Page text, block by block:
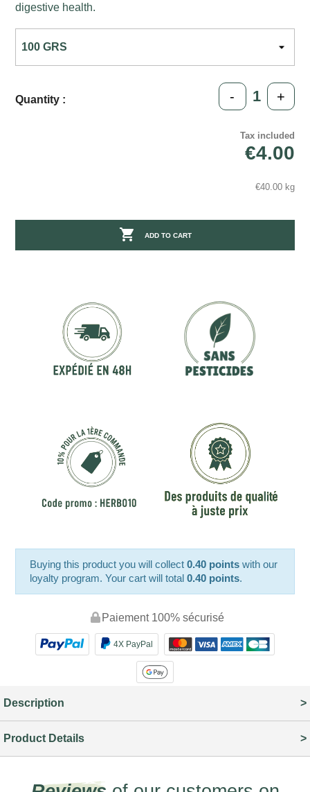
digestive health.
Quantity : - +
Tax included
€4.00
€40.00 kg
 ADD TO CART
Buying this product you will collect0.40 points with our
loyalty program. Your cart will total0.40 points.
Paiement 100% sécurisé
4X PayPal
Description
Product Details